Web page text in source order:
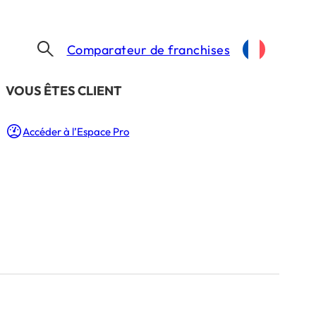
​VOUS ÊTES CLIENT
Accéder à l’Espace Pro
Comparateur de franchises